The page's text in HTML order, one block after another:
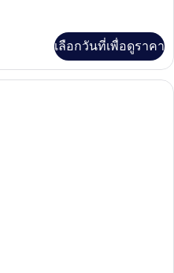
เลือกวันที่เพื่อดูราคา